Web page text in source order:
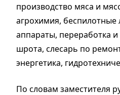
производство мяса и
агрохимия, беспилотные
аппараты, переработка
шрота, слесарь по
энергетика,
По словам заместителя